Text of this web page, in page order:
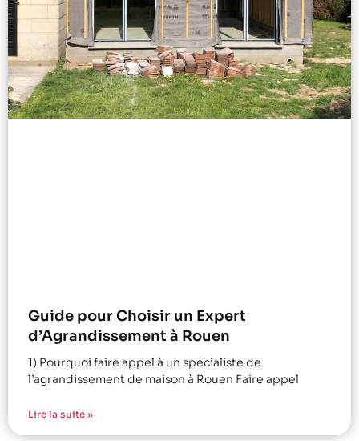
Guide pour Choisir un Expert
d’Agrandissement à Rouen
1) Pourquoi faire appel à un spécialiste de
l’agrandissement de maison à Rouen Faire appel
Lire la suite »